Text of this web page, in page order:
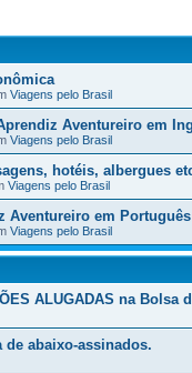
Viagens pelo Brasil
Aventureiro em
Viagens pelo Brasil
hotéis, albergues
Viagens pelo Brasil
Aventureiro em Português
Viagens pelo Brasil
ALUGADAS na Bolsa
abaixo-assinados.